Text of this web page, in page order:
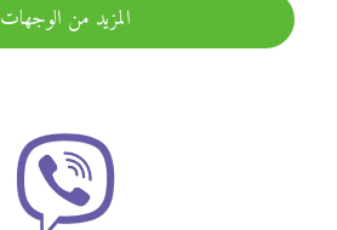
المزيد من الوجهات